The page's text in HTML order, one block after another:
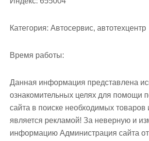
Категория: Автосервис, автотехцентр
Время работы:
Данная информация представлена
ознакомительных целях для помощи
сайта в поиске необходимых
является рекламой! За неверную и
информацию Администрация сайта